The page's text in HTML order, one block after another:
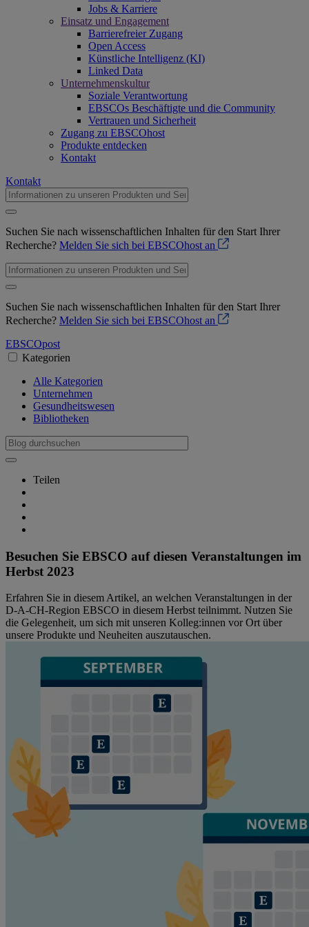
Jobs & Karriere
Einsatz und Engagement
Barrierefreier Zugang
Open Access
Künstliche Intelligenz (KI)
Linked Data
Unternehmenskultur
Soziale Verantwortung
EBSCOs Beschäftigte und die Community
Vertrauen und Sicherheit
Zugang zu EBSCOhost
Produkte entdecken
Kontakt
Kontakt
Suchen Sie nach wissenschaftlichen Inhalten für den Start Ihrer
Recherche? Melden Sie sich bei EBSCOhost an
Suchen Sie nach wissenschaftlichen Inhalten für den Start Ihrer
Recherche? Melden Sie sich bei EBSCOhost an
EBSCOpost
Kategorien
Alle Kategorien
Unternehmen
Gesundheitswesen
Bibliotheken
Teilen
Besuchen Sie EBSCO auf diesen Veranstaltungen im
Herbst 2023
Erfahren Sie in diesem Artikel, an welchen Veranstaltungen in der
D-A-CH-Region EBSCO in diesem Herbst teilnimmt. Nutzen Sie
die Gelegenheit, um sich mit unseren Kolleg:innen vor Ort über
unsere Produkte und Neuheiten auszutauschen.